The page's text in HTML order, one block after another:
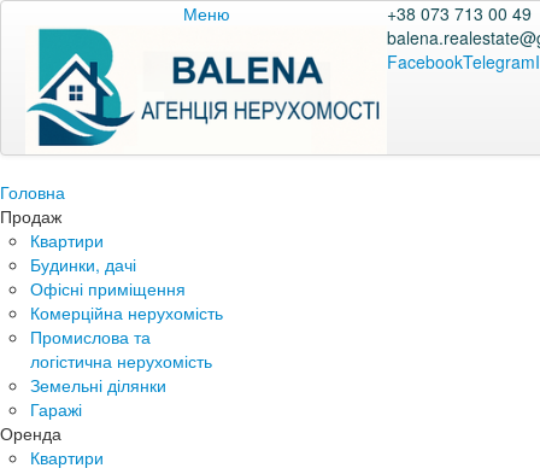
Меню
+38 073 713 00 49
FacebookTelegram
Головна
Продаж
Квартири
Будинки, дачі
Офісні приміщення
Комерційна нерухомість
Промислова та
логістична нерухомість
Земельні ділянки
Гаражі
Оренда
Квартири